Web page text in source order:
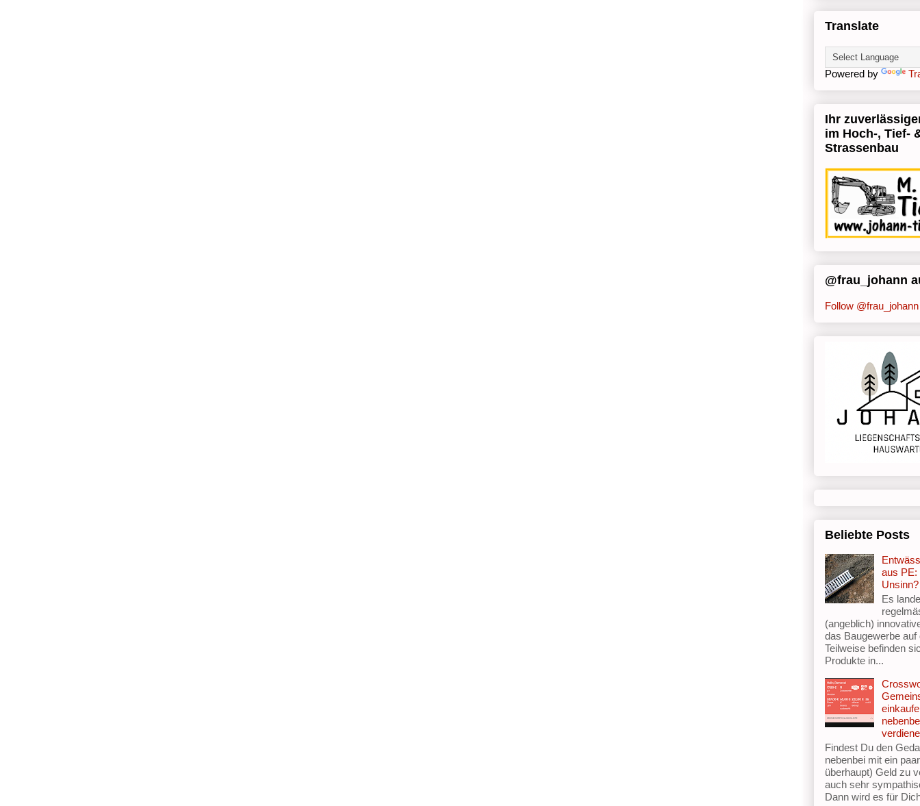
Translate
Powered by
Ihr
im Hoch-, Tief-
Strassenbau
@frau_johann
Follow @frau_johann
Beliebte Posts
aus PE:
Unsinn?
Es
(angeblich)
das Baugewerbe
Teilweise befinden
Produkte in...
Findest Du den
nebenbei mit ein
überhaupt) Geld zu
auch sehr
Dann wird es für